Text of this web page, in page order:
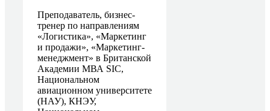
Преподаватель, бизнес-
тренер по направлениям
«Логистика», «Маркетинг
и продажи», «Маркетинг-
менеджмент» в Британской
Академии МВА SIC,
Национальном
авиационном университете
(НАУ), КНЭУ,